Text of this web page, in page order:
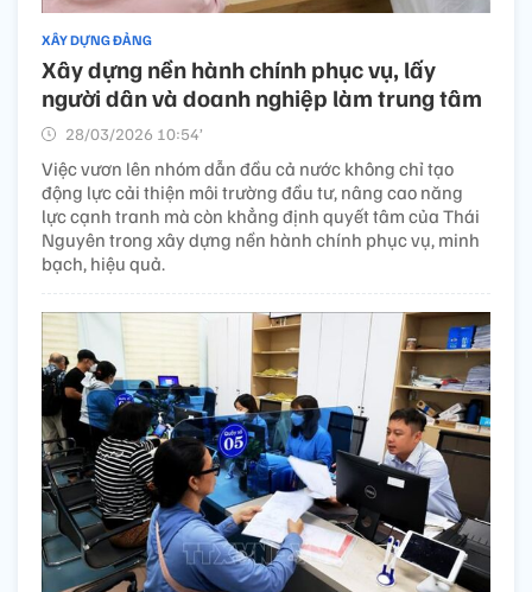
XÂY DỰNG ĐẢNG
Xây dựng nền hành chính phục vụ, lấy
người dân và doanh nghiệp làm trung tâm
28/03/2026 10:54’
Việc vươn lên nhóm dẫn đầu cả nước không chỉ tạo
động lực cải thiện môi trường đầu tư, nâng cao năng
lực cạnh tranh mà còn khẳng định quyết tâm của Thái
Nguyên trong xây dựng nền hành chính phục vụ, minh
bạch, hiệu quả.